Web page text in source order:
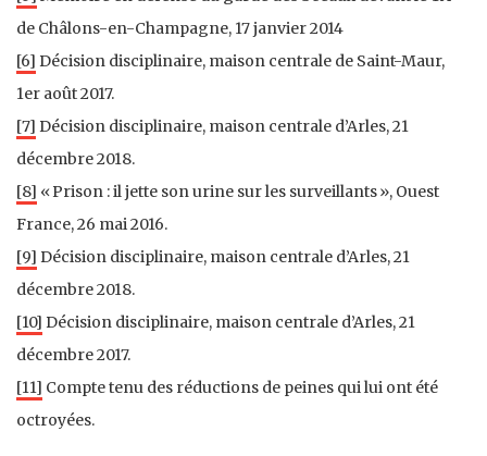
de Châlons-en-Champagne, 17 janvier 2014
[6] Décision disciplinaire, maison centrale de Saint-Maur,
1er août 2017.
[7] Décision disciplinaire, maison centrale d’Arles, 21
décembre 2018.
[8] « Prison : il jette son urine sur les surveillants », Ouest
France, 26 mai 2016.
[9] Décision disciplinaire, maison centrale d’Arles, 21
décembre 2018.
[10] Décision disciplinaire, maison centrale d’Arles, 21
décembre 2017.
[11] Compte tenu des réductions de peines qui lui ont été
octroyées.